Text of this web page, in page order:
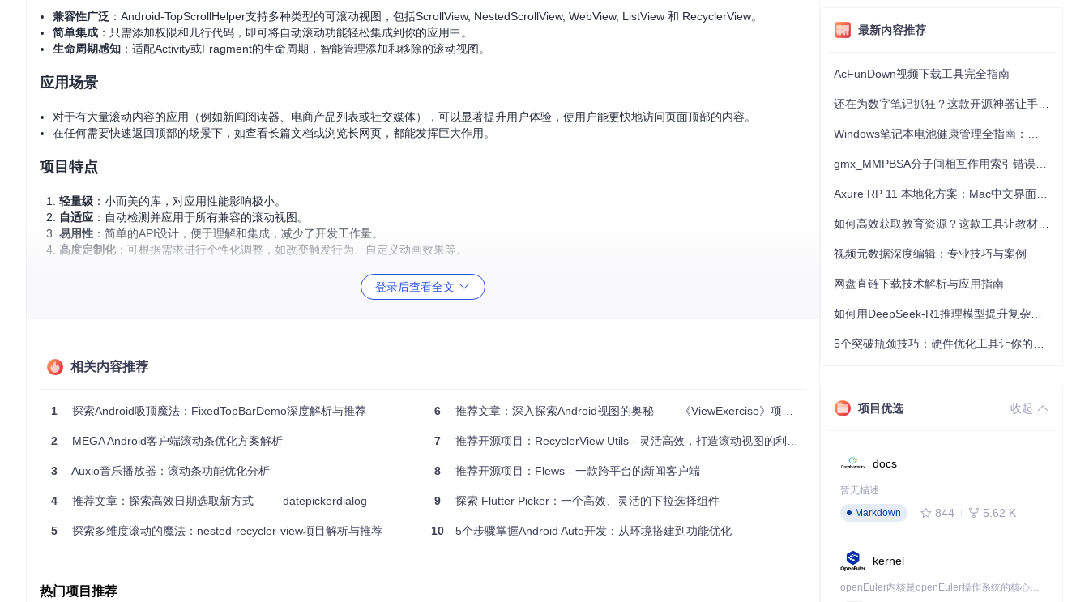
兼容性广泛 ：Android-TopScrollHelper支持多种类型的可滚动视图，包括ScrollView, NestedScrollView, WebView, ListView 和 RecyclerView。
简单集成 ：只需添加权限和几行代码，即可将自动滚动功能轻松集成到你的应用中。
生命周期感知 ：适配Activity或Fragment的生命周期，智能管理添加和移除的滚动视图。
应用场景
对于有大量滚动内容的应用（例如新闻阅读器、电商产品列表或社交媒体），可以显著提升用户体验，使用户能更快地访问页面顶部的内容。
在任何需要快速返回顶部的场景下，如查看长篇文档或浏览长网页，都能发挥巨大作用。
项目特点
轻量级 ：小而美的库，对应用性能影响极小。
自适应 ：自动检测并应用于所有兼容的滚动视图。
易用性 ：简单的API设计，便于理解和集成，减少了开发工作量。
高度定制化 ：可根据需求进行个性化调整，如改变触发行为、自定义动画效果等。
    compile
'com.kmshack.library:android-topscroll-helper:1.0.0'
然后，在你的Activity或Fragment中按照提供的示例代码进行配置：
protected void onCreate(Bundle savedInstanceState)
// ...
    mNestedScrollView = (NestedScrollView) findViewById(R.id.scrollView);
@Override
登录后查看全文
相关内容推荐
1 探索Android吸顶魔法：FixedTopBarDemo深度解析与推荐
2 MEGA Android客户端滚动条优化方案解析
3 Auxio音乐播放器：滚动条功能优化分析
4 推荐文章：探索高效日期选取新方式 —— datepickerdialog
5 探索多维度滚动的魔法：nested-recycler-view项目解析与推荐
6 推荐文章：深入探索Android视图的奥秘 ——《ViewExercise》项目解析
7 推荐开源项目：RecyclerView Utils - 灵活高效，打造滚动视图的利器！
8 推荐开源项目：Flews - 一款跨平台的新闻客户端
9 探索 Flutter Picker：一个高效、灵活的下拉选择组件
10 5个步骤掌握Android Auto开发：从环境搭建到功能优化
热门项目推荐
最新内容推荐
AcFunDown视频下载工具完全指南
视频元数据深度编辑：专业技巧与案例
网盘直链下载技术解析与应用指南
项目优选 收起
docs
暂无描述
Markdown
844 5.62 K
kernel
openEuler内核是openEuler操作系统的核心，既是系统性能与稳定性的基石，也是连接处理器、设备与服务的桥梁。